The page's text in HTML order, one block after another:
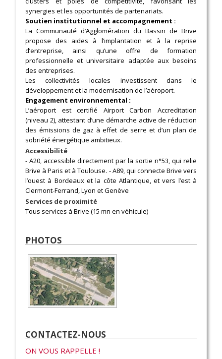
synergies et les opportunités de partenariats.
Soutien institutionnel et accompagnement :
La Communauté d’Agglomération du Bassin de Brive
propose des aides à l’implantation et à la reprise
d’entreprise, ainsi qu’une offre de formation
professionnelle et universitaire adaptée aux besoins
des entreprises.
Les collectivités locales investissent dans le
développement et la modernisation de l’aéroport.
Engagement environnemental :
L’aéroport est certifié Airport Carbon Accreditation
(niveau 2), attestant d’une démarche active de réduction
des émissions de gaz à effet de serre et d’un plan de
sobriété énergétique ambitieux.
Accessibilité
- A20, accessible directement par la sortie n°53, qui relie
Brive à Paris et à Toulouse. - A89, qui connecte Brive vers
l’ouest à Bordeaux et la côte Atlantique, et vers l’est à
Clermont-Ferrand, Lyon et Genève
Services de proximité
Tous services à Brive (15 mn en véhicule)
PHOTOS
CONTACTEZ-NOUS
ON VOUS RAPPELLE !